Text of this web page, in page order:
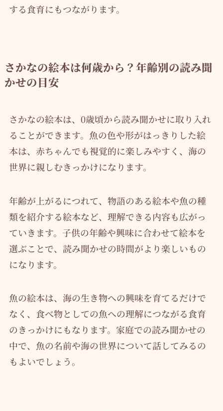
する食育にもつながります。
さかなの絵本は何歳から？年齢別の読み聞
かせの目安
さかなの絵本は、0歳頃から読み聞かせに取り入れ
ることができます。魚の色や形がはっきりした絵
本は、赤ちゃんでも視覚的に楽しみやすく、海の
世界に親しむきっかけになります。
年齢が上がるにつれて、物語のある絵本や魚の種
類を紹介する絵本など、理解できる内容も広がっ
ていきます。子供の年齢や興味に合わせて絵本を
選ぶことで、読み聞かせの時間がより楽しいもの
になります。
魚の絵本は、海の生き物への興味を育てるだけで
なく、食べ物としての魚への理解につながる食育
のきっかけにもなります。家庭での読み聞かせの
中で、魚の名前や海の世界について話してみるの
もよいでしょう。